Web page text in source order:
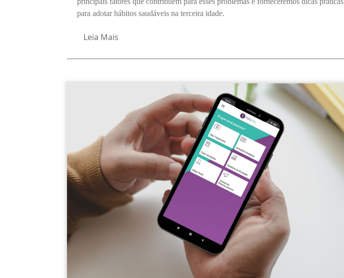
para adotar hábitos saudáveis na terceira idade.
Leia Mais